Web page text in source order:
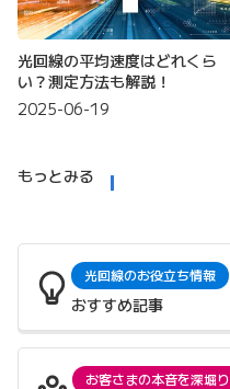
光回線の平均速度はどれくら
い？測定方法も解説！
2025-06-19
もっとみる
光回線のお役立ち情報
おすすめ記事
お客さまの本音を深堀り